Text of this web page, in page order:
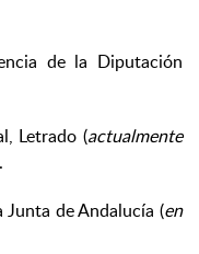
de la Diputación
Letrado (actualmente
de Andalucía (en